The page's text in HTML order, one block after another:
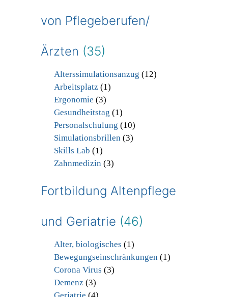
von Pflegeberufen/
Ärzten (35)
Alterssimulationsanzug (12)
Arbeitsplatz (1)
Ergonomie (3)
Gesundheitstag (1)
Personalschulung (10)
Simulationsbrillen (3)
Skills Lab (1)
Zahnmedizin (3)
Fortbildung Altenpflege
und Geriatrie (46)
Alter, biologisches (1)
Bewegungseinschränkungen (1)
Corona Virus (3)
Demenz (3)